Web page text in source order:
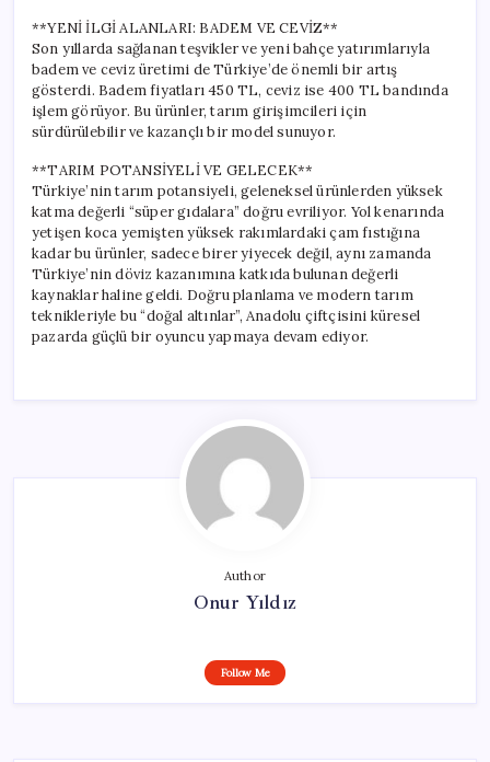
**YENİ İLGİ ALANLARI: BADEM VE CEVİZ**
Son yıllarda sağlanan teşvikler ve yeni bahçe yatırımlarıyla
badem ve ceviz üretimi de Türkiye’de önemli bir artış
gösterdi. Badem fiyatları 450 TL, ceviz ise 400 TL bandında
işlem görüyor. Bu ürünler, tarım girişimcileri için
sürdürülebilir ve kazançlı bir model sunuyor.
**TARIM POTANSİYELİ VE GELECEK**
Türkiye’nin tarım potansiyeli, geleneksel ürünlerden yüksek
katma değerli “süper gıdalara” doğru evriliyor. Yol kenarında
yetişen koca yemişten yüksek rakımlardaki çam fıstığına
kadar bu ürünler, sadece birer yiyecek değil, aynı zamanda
Türkiye’nin döviz kazanımına katkıda bulunan değerli
kaynaklar haline geldi. Doğru planlama ve modern tarım
teknikleriyle bu “doğal altınlar”, Anadolu çiftçisini küresel
pazarda güçlü bir oyuncu yapmaya devam ediyor.
Author
Onur Yıldız
Follow Me